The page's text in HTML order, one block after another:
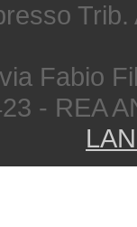
Fabio
- REA